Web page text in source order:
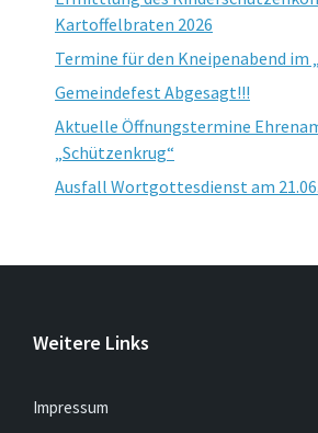
Kartoffelbraten 2026
Termine für den Kneipenabend im
Gemeindefest Abgesagt!!!
Aktuelle Öffnungstermine
„Schützenkrug“
Ausfall Wortgottesdienst am 21.06.
Weitere Links
Impressum